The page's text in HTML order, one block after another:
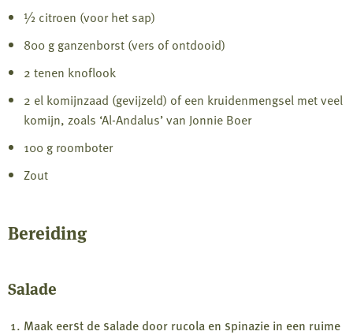
½ citroen (voor het sap)
800 g ganzenborst (vers of ontdooid)
2 tenen knoflook
2 el komijnzaad (gevijzeld) of een kruidenmengsel met veel
komijn, zoals ‘Al-Andalus’ van Jonnie Boer
100 g roomboter
Zout
Bereiding
Salade
Maak eerst de salade door rucola en spinazie in een ruime